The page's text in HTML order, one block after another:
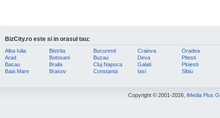
BizCity.ro este si in orasul tau:
Alba Iulia
Arad
Bacau
Baia Mare
Bistrita
Botosani
Braila
Brasov
Bucuresti
Buzau
Cluj Napoca
Constanta
Craiova
Deva
Galati
Iasi
Oradea
Pitesti
Ploiesti
Sibiu
Copyright © 2001-2026, iMedia Plus